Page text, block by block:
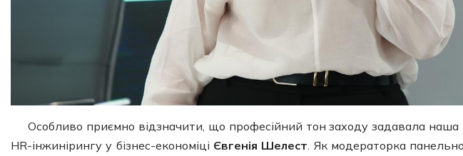
Особливо приємно відзначити, що професійний тон заходу задавала
HR-інжинірингу у бізнес-економіці Євгенія Шелест . Як модераторка